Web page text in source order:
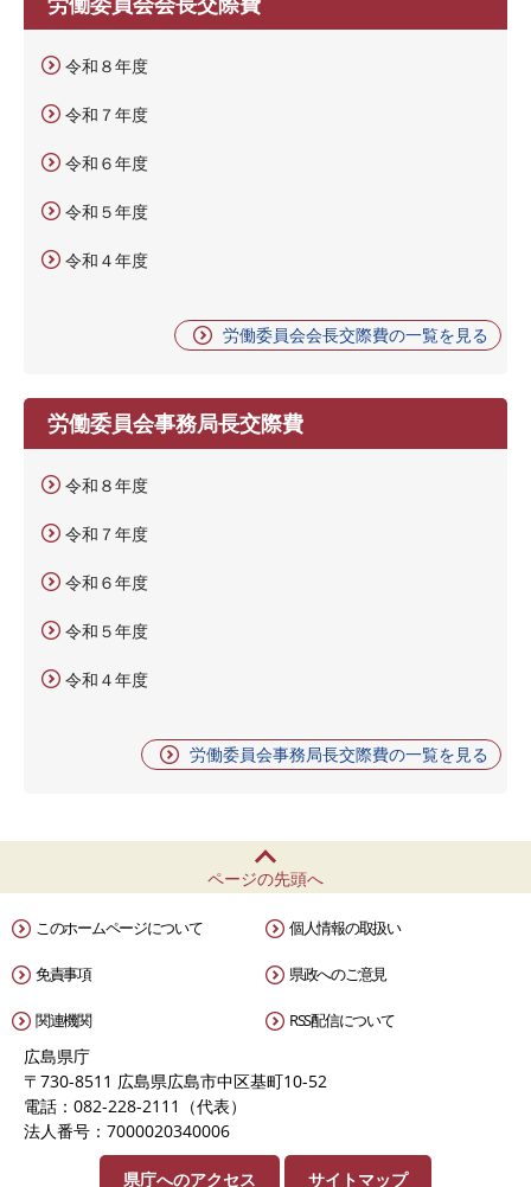
令和８年度
令和７年度
令和６年度
令和５年度
令和４年度
労働委員会会長交際費の一覧を見る
労働委員会事務局長交際費
令和８年度
令和７年度
令和６年度
令和５年度
令和４年度
労働委員会事務局長交際費の一覧を見る
ページの先頭へ
このホームページについて 個人情報の取扱い
免責事項 県政へのご意見
関連機関 RSS配信について
広島県庁
〒730-8511 広島県広島市中区基町10-52
電話：082-228-2111（代表）
法人番号：7000020340006
県庁へのアクセス サイトマップ